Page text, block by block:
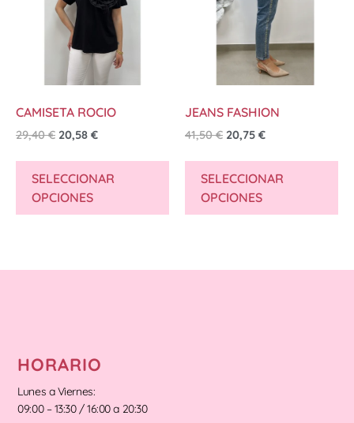
CAMISETA ROCIO
29,40€ 20,58 €
SELECCIONAR
OPCIONES
JEANS FASHION
41,50€ 20,75 €
SELECCIONAR
OPCIONES
HORARIO
Lunes a Viernes:
09:00 – 13:30 / 16:00 a 20:30